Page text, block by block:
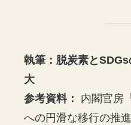
執筆：脱炭素と
大
参考資料：
内閣官房
への円滑な移行の推